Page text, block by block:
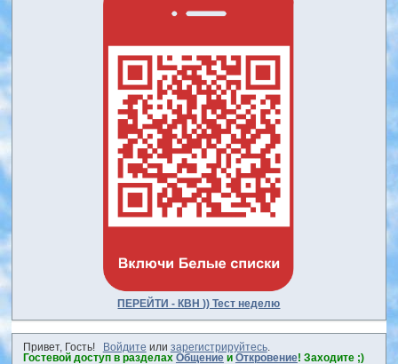
ПЕРЕЙТИ - КВН )) Тест неделю
Привет, Гость! Войдите или зарегистрируйтесь.
Гостевой доступ в разделах Общениеи Откровение! Заходите ;)